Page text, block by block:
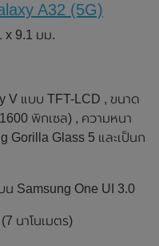
A32 (5G)
x 9.1 มม.
V แบบ TFT-LCD , ขนาด
พิกเซล) , ความหนา
Gorilla Glass 5 และเป็นก
Samsung One UI 3.0
นาโนเมตร)